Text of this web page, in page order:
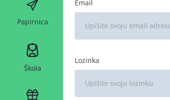
Papirnica
Škola
Email
Lozinka